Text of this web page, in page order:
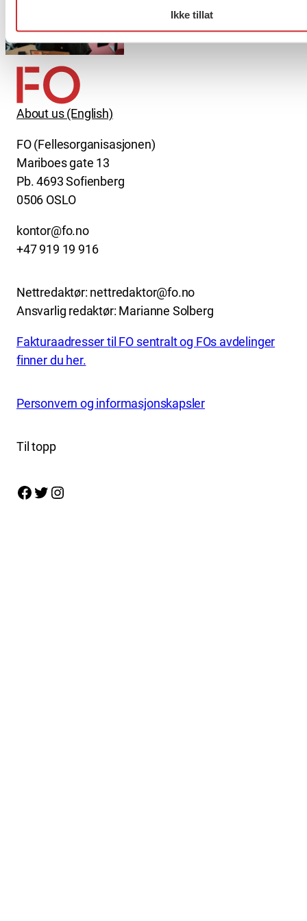
Ikke tillat
Møt Anneli i yrkesetisk råd
About us (English)
FO (Fellesorganisasjonen)
Mariboes gate 13
Pb. 4693 Sofienberg
0506 OSLO
kontor@fo.no
+47 919 19 916
Nettredaktør: nettredaktor@fo.no
Ansvarlig redaktør: Marianne Solberg
Fakturaadresser til FO sentralt og FOs avdelinger
finner du her.
Personvern og informasjonskapsler
Til topp
Facebook Twitter Instagram